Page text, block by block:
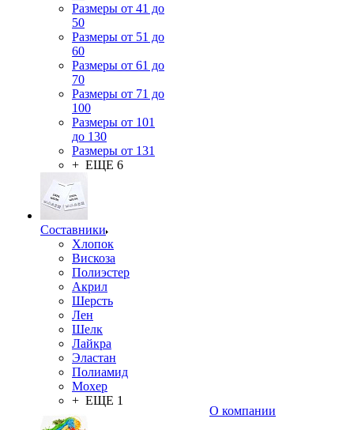
Размеры от 41 до
50
Размеры от 51 до
60
Размеры от 61 до
70
Размеры от 71 до
100
Размеры от 101
до 130
Размеры от 131
+ ЕЩЕ 6
Составники
Хлопок
Вискоза
Полиэстер
Акрил
Шерсть
Лен
Шелк
Лайкра
Эластан
Полиамид
Мохер
+ ЕЩЕ 1
О компании